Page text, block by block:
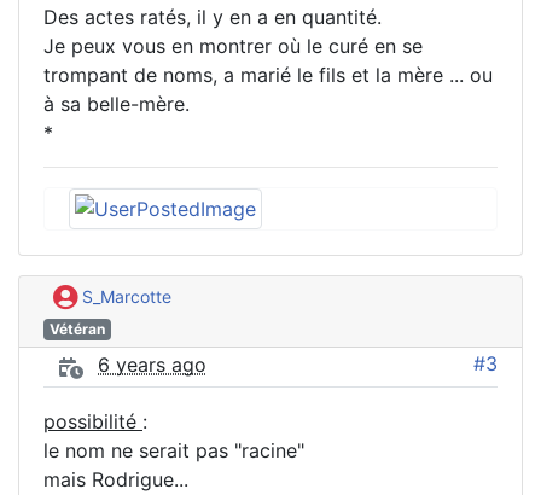
Des actes ratés, il y en a en quantité.
Je peux vous en montrer où le curé en se
trompant de noms, a marié le fils et la mère ... ou
à sa belle-mère.
*
S_Marcotte
Vétéran
6 years ago #3
possibilité :
le nom ne serait pas "racine"
mais Rodrigue...